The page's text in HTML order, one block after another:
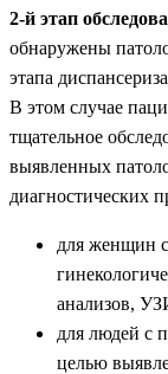
2-й этап
обнаружены
этапа
В этом случае
тщательное
выявленных
диагностических
для женщин
анализов,
для людей с
целью